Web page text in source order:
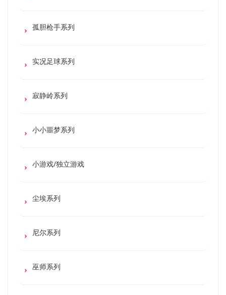
孤胆枪手系列
实况足球系列
寂静岭系列
小小噩梦系列
小游戏/独立游戏
尘埃系列
尼尔系列
巫师系列